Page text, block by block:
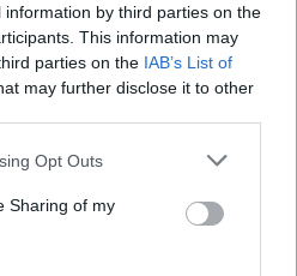
by third parties on the
This information may
parties on the IAB’s List of
may further disclose it to other
Opt Outs
Sharing of my
Ακόμη